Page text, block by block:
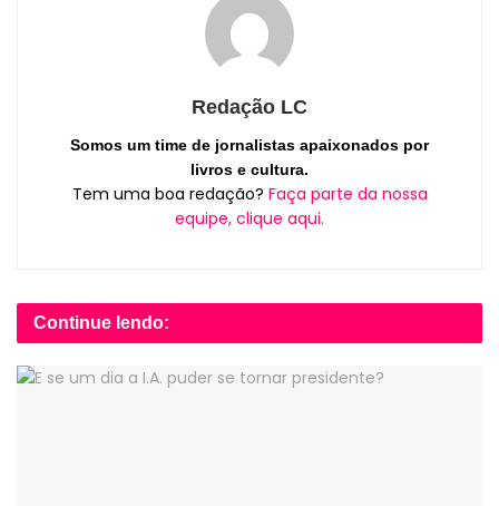
Redação LC
Somos um time de jornalistas apaixonados por
livros e cultura.
Tem uma boa redação? Faça parte da nossa
equipe, clique aqui.
Continue lendo: